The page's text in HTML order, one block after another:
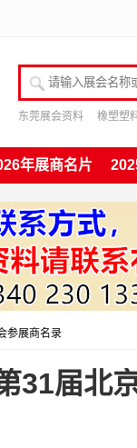
请输入展会名称
东莞展会资料 橡塑塑
年展商名片
参展商名录
31届北